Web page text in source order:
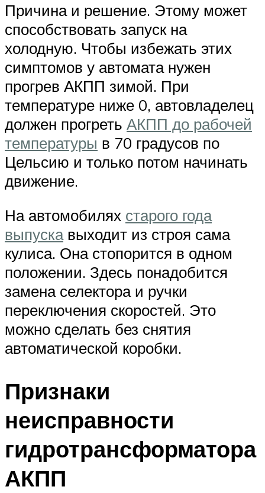
Причина и решение. Этому может
способствовать запуск на
холодную. Чтобы избежать этих
симптомов у автомата нужен
прогрев АКПП зимой. При
температуре ниже 0, автовладелец
должен прогреть АКПП до рабочей
температуры в 70 градусов по
Цельсию и только потом начинать
движение.
На автомобилях старого года
выпускавыходит из строя сама
кулиса. Она стопорится в одном
положении. Здесь понадобится
замена селектора и ручки
переключения скоростей. Это
можно сделать без снятия
автоматической коробки.
Признаки
неисправности
гидротрансформатора
АКПП